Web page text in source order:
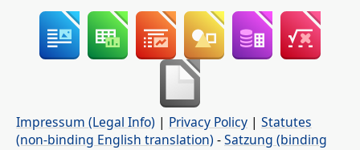
Impressum (Legal Info) | Privacy Policy | Statutes
(non-binding English translation) -Satzung (binding